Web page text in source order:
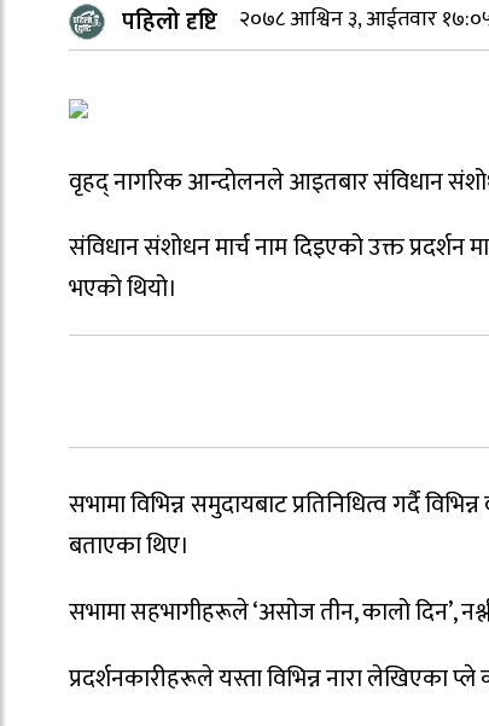
पहिलो दृष्टि २०७८ आश्विन ३, आईतवार
वृहद् नागरिक आन्दोलनले आइतबार संविधान
संविधान संशोधन मार्च नाम दिइएको उक्त
भएको थियो।
सभामा विभिन्न समुदायबाट प्रतिनिधित्व गर्दै
बताएका थिए।
सभामा सहभागीहरूले ‘असोज तीन, कालो दिन’,
प्रदर्शनकारीहरूले यस्ता विभिन्न नारा लेखिएका